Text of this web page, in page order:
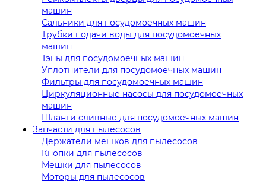
машин
Сальники для посудомоечных машин
Трубки подачи воды для посудомоечных
машин
Тэны для посудомоечных машин
Уплотнители для посудомоечных машин
Фильтры для посудомоечных машин
Циркуляционные насосы для посудомоечных
машин
Шланги сливные для посудомоечных машин
Запчасти для пылесосов
Держатели мешков для пылесосов
Кнопки для пылесосов
Мешки для пылесосов
Моторы для пылесосов